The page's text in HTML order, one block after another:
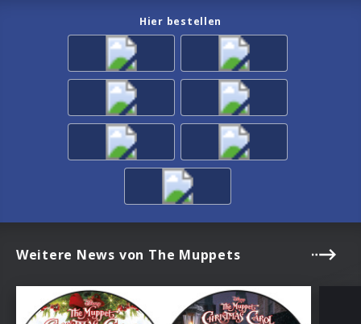
Hier bestellen
Weitere News von The Muppets